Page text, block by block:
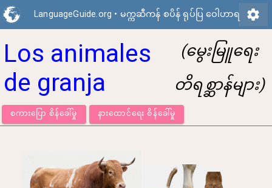
LanguageGuide.org • မက္ကဆီကန် စပိန် ရုပ်ပြ ဝေါဟာရ settings
Los animales
de granja
(မွေးမြူရေး
တိရစ္ဆာန်များ)
စကားပြော စိန်ခေါ်မှု နားထောင်ရေး စိန်ခေါ်မှု